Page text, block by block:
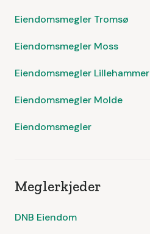
Eiendomsmegler Tromsø
Eiendomsmegler Moss
Eiendomsmegler Lillehammer
Eiendomsmegler Molde
Eiendomsmegler
Meglerkjeder
DNB Eiendom